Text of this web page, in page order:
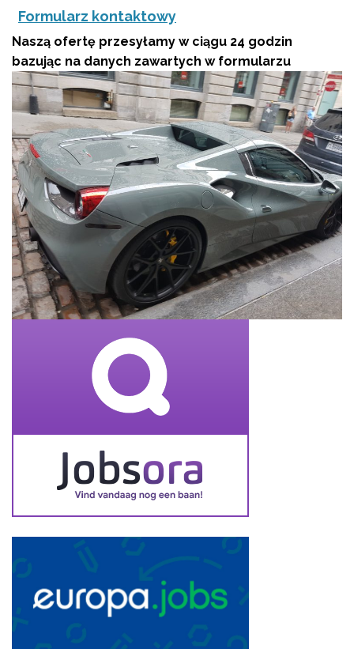
Formularz kontaktowy
Naszą ofertę przesyłamy w ciągu 24 godzin
bazując na danych zawartych w formularzu